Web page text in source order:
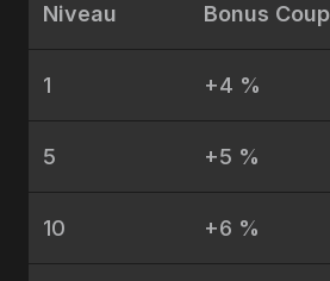
Niveau Bonus
1 +4 %
5 +5 %
10 +6 %